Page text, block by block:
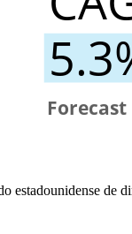
estadounidense de